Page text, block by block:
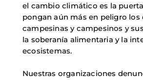
el cambio climático es la
pongan aún más en peligro los
campesinas y campesinos y
la soberanía alimentaria y la
ecosistemas.
Nuestras organizaciones